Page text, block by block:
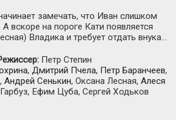
замечать, что Иван слишком
А вскоре на пороге Кати появляется
Владика и требует отдать внука…
Петр Степин
, Дмитрий Пчела, Петр Баранчеев,
Андрей Сенькин, Оксана Лесная, Алеся
Ефим Цуба, Сергей Ходьков